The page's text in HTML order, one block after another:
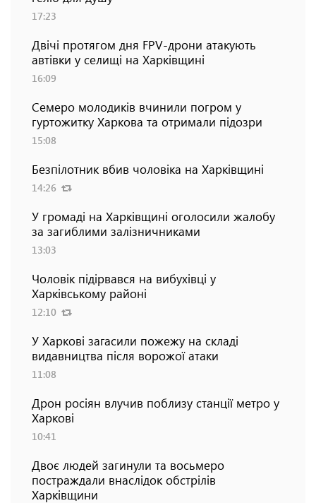
17:23
Двічі протягом дня FPV-дрони атакують
автівки у селищі на Харківщині
16:09
Семеро молодиків вчинили погром у
гуртожитку Харкова та отримали підозри
15:08
Безпілотник вбив чоловіка на Харківщині
14:26
У громаді на Харківщині оголосили жалобу
за загиблими залізничниками
13:03
Чоловік підірвався на вибухівці у
Харківському районі
12:10
У Харкові загасили пожежу на складі
видавництва після ворожої атаки
11:08
Дрон росіян влучив поблизу станції метро у
Харкові
10:41
Двоє людей загинули та восьмеро
постраждали внаслідок обстрілів
Харківщини